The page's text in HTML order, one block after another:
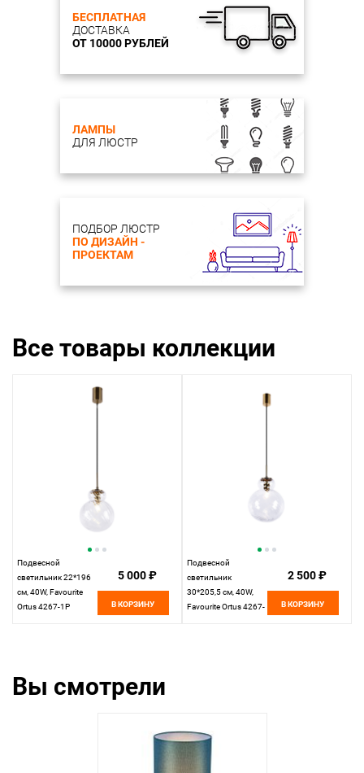
БЕСПЛАТНАЯ
ДОСТАВКА
ОТ 10000 РУБЛЕЙ
ЛАМПЫ
ДЛЯ ЛЮСТР
ПОДБОР ЛЮСТР
ПО ДИЗАЙН -
ПРОЕКТАМ
Все товары коллекции
Подвесной
светильник 22*196
см, 40W, Favourite
Ortus 4267-1P
5 000 ₽
В КОРЗИНУ
Подвесной
светильник
30*205,5 см, 40W,
Favourite Ortus 4267-
2 500 ₽
В КОРЗИНУ
Вы смотрели